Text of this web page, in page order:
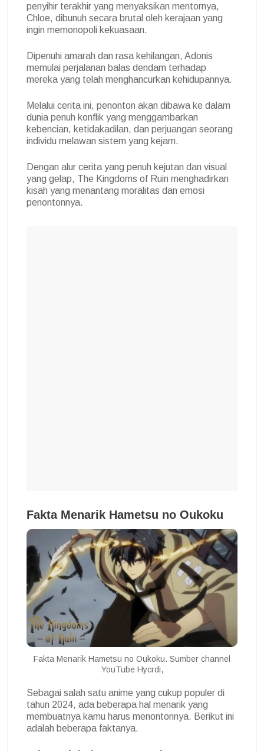
penyihir terakhir yang menyaksikan mentornya,
Chloe, dibunuh secara brutal oleh kerajaan yang
ingin memonopoli kekuasaan.
Dipenuhi amarah dan rasa kehilangan, Adonis
memulai perjalanan balas dendam terhadap
mereka yang telah menghancurkan kehidupannya.
Melalui cerita ini, penonton akan dibawa ke dalam
dunia penuh konflik yang menggambarkan
kebencian, ketidakadilan, dan perjuangan seorang
individu melawan sistem yang kejam.
Dengan alur cerita yang penuh kejutan dan visual
yang gelap, The Kingdoms of Ruin menghadirkan
kisah yang menantang moralitas dan emosi
penontonnya.
Fakta Menarik Hametsu no Oukoku
Fakta Menarik Hametsu no Oukoku. Sumber channel
YouTube Hycrdi,
Sebagai salah satu anime yang cukup populer di
tahun 2024, ada beberapa hal menarik yang
membuatnya kamu harus menontonnya. Berikut ini
adalah beberapa faktanya.